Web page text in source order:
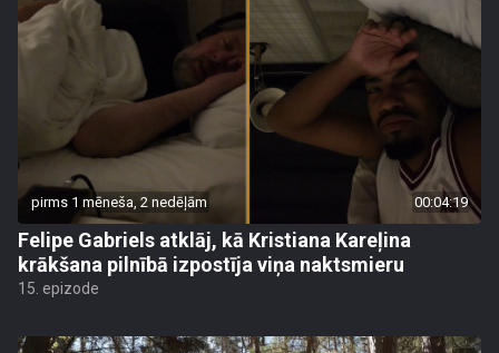
pirms 1 mēneša, 2 nedēļām 00:04:19
Felipe Gabriels atklāj, kā Kristiana Kareļina
krākšana pilnībā izpostīja viņa naktsmieru
15. epizode